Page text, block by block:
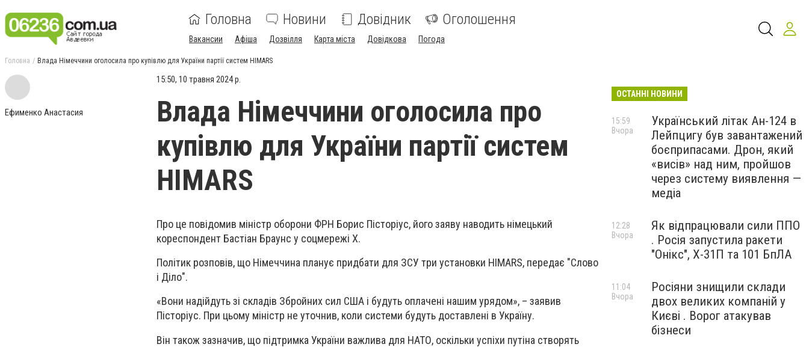
Головна Новини Довідник Оголошення
Вакансии Афіша Дозвілля Карта міста Довідкова Погода
Головна Влада Німеччини оголосила про купівлю для України партії систем HIMARS
Ефименко Анастасия
15:50, 10 травня 2024 р.
Влада Німеччини оголосила про
купівлю для України партії систем
HIMARS
Про це повідомив міністр оборони ФРН Борис Пісторіус, його заяву наводить німецький
кореспондент Бастіан Браунс у соцмережі X.
Політик розповів, що Німеччина планує придбати для ЗСУ три установки HIMARS, передає "Слово
і Діло".
«Вони надійдуть зі складів Збройних сил США і будуть оплачені нашим урядом», – заявив
Пісторіус. При цьому міністр не уточнив, коли системи будуть доставлені в Україну.
Він також зазначив, що підтримка України важлива для НАТО, оскільки успіхи путіна створять
ОСТАННІ НОВИНИ
Український літак Ан-124 в
Лейпцигу був завантажений
боєприпасами. Дрон, який
«висів» над ним, пройшов
через систему виявлення —
медіа
15:59
Вчора
Як відпрацювали сили ППО
. Росія запустила ракети
"Онікс", Х-31П та 101 БпЛА
12:28
Вчора
Росіяни знищили склади
двох великих компаній у
Києві . Ворог атакував
бізнеси
11:04
Вчора